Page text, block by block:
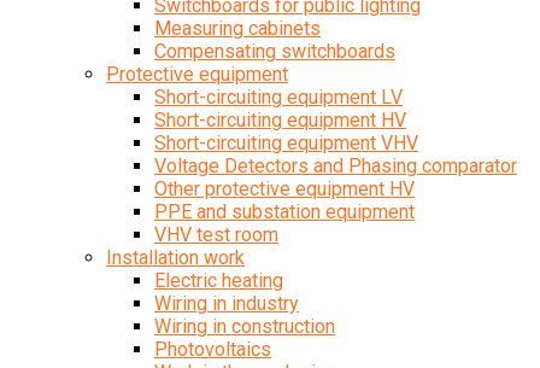
Switchboards for public lighting
Measuring cabinets
Compensating switchboards
Protective equipment
Short-circuiting equipment LV
Short-circuiting equipment HV
Short-circuiting equipment VHV
Voltage Detectors and Phasing comparator
Other protective equipment HV
PPE and substation equipment
VHV test room
Installation work
Electric heating
Wiring in industry
Wiring in construction
Photovoltaics